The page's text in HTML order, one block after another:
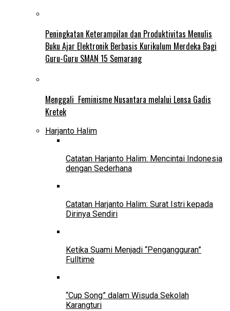
Peningkatan Keterampilan dan Produktivitas Menulis
Buku Ajar Elektronik Berbasis Kurikulum Merdeka Bagi
Guru-Guru SMAN 15 Semarang
Menggali Feminisme Nusantara melalui Lensa Gadis
Kretek
Harjanto Halim
Catatan Harjanto Halim: Mencintai Indonesia
dengan Sederhana
Catatan Harjanto Halim: Surat Istri kepada
Dirinya Sendiri
Ketika Suami Menjadi “Pengangguran”
Fulltime
“Cup Song” dalam Wisuda Sekolah
Karangturi